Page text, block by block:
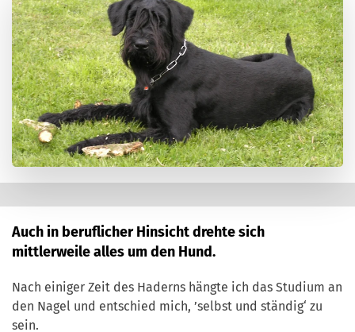
Auch in beruflicher Hinsicht drehte sich
mittlerweile alles um den Hund.
Nach einiger Zeit des Haderns hängte ich das Studium an
den Nagel und entschied mich, ’selbst und ständig‘ zu
sein.